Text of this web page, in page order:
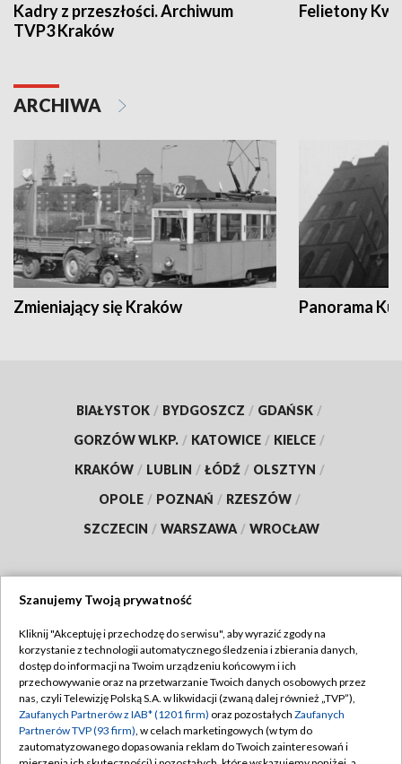
Kadry z przeszłości. Archiwum
TVP3 Kraków
Felietony
ARCHIWA
Zmieniający się Kraków Panorama
BIAŁYSTOK / BYDGOSZCZ / GDAŃSK /
GORZÓW WLKP. / KATOWICE / KIELCE /
KRAKÓW / LUBLIN / ŁÓDŹ / OLSZTYN /
OPOLE / POZNAŃ / RZESZÓW /
SZCZECIN / WARSZAWA / WROCŁAW
TVP
Abonament TVP
Emisja w TVP
Centrum informacji TVP
Regulamin TVP
Polityka prywatności
Moje zgody
Szanujemy Twoją prywatność
Kliknij "Akceptuję i przechodzę do serwisu", aby wyrazić zgody na
korzystanie z technologii automatycznego śledzenia i zbierania danych,
dostęp do informacji na Twoim urządzeniu końcowym i ich
przechowywanie oraz na przetwarzanie Twoich danych osobowych przez
nas, czyli Telewizję Polską S.A. w likwidacji (zwaną dalej również „TVP”),
Zaufanych Partnerów z IAB* (1201 firm) oraz pozostałych Zaufanych
Partnerów TVP (93 firm), w celach marketingowych (w tym do
zautomatyzowanego dopasowania reklam do Twoich zainteresowań i